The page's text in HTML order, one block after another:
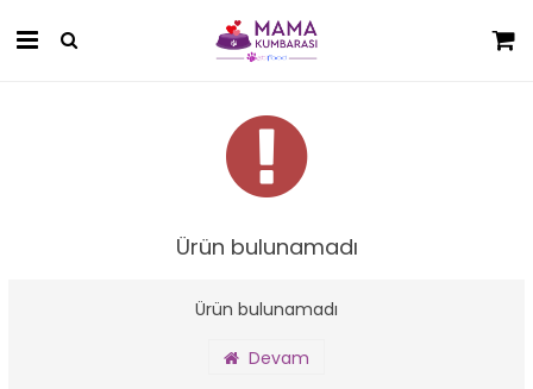
Ürün bulunamadı
Ürün bulunamadı
Devam